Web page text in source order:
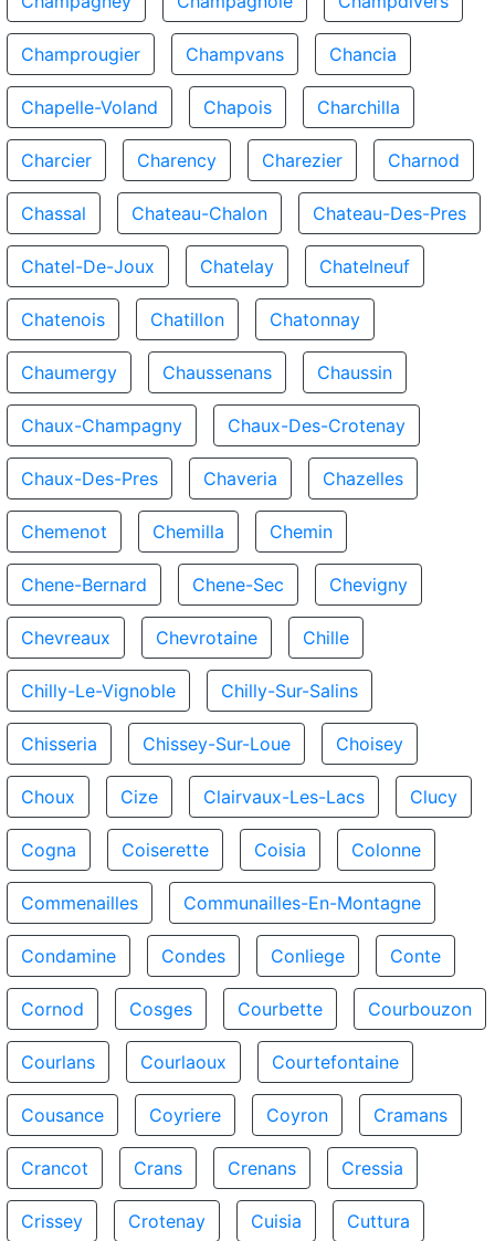
Champrougier Champvans Chancia
Chapelle-Voland Chapois Charchilla
Charcier Charency Charezier Charnod
Chassal Chateau-Chalon Chateau-Des-Pres
Chatel-De-Joux Chatelay Chatelneuf
Chatenois Chatillon Chatonnay
Chaumergy Chaussenans Chaussin
Chaux-Champagny Chaux-Des-Crotenay
Chaux-Des-Pres Chaveria Chazelles
Chemenot Chemilla Chemin
Chene-Bernard Chene-Sec Chevigny
Chevreaux Chevrotaine Chille
Chilly-Le-Vignoble Chilly-Sur-Salins
Chisseria Chissey-Sur-Loue Choisey
Choux Cize Clairvaux-Les-Lacs Clucy
Cogna Coiserette Coisia Colonne
Commenailles Communailles-En-Montagne
Condamine Condes Conliege Conte
Cornod Cosges Courbette Courbouzon
Courlans Courlaoux Courtefontaine
Cousance Coyriere Coyron Cramans
Crancot Crans Crenans Cressia
Crissey Crotenay Cuisia Cuttura